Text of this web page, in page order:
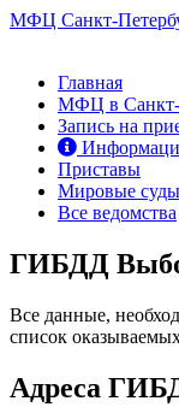
МФЦ Санкт-
Главная
МФЦ в Санкт-
Запись на
Приставы
Мировые суды
Все ведомства
ГИБДД
Все данные,
список
Адреса